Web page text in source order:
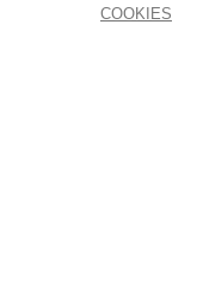
COOKIES